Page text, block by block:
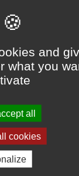
and
what you
all
cookies